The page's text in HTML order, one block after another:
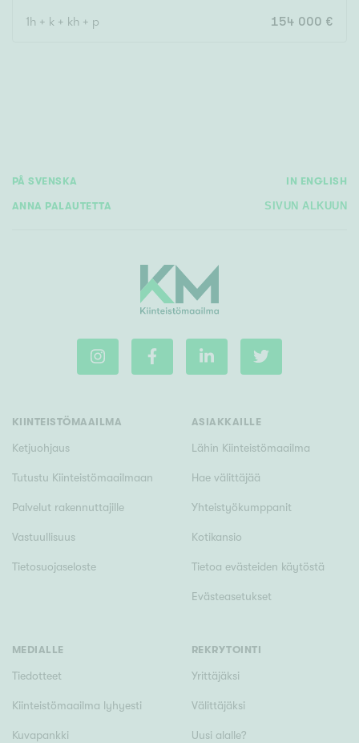
Uudiskohteet
Vain uudiskohteet Ei uudiskohteita
Välttävä
Järvi- tai merinäköala
Maalämpö
Oma ranta
Senioriasunto
1h + k + kh + p 154 000 €
PÅ SVENSKA IN ENGLISH
ANNA PALAUTETTA SIVUN ALKUUN
KIINTEISTÖMAAILMA
Ketjuohjaus
Tutustu Kiinteistömaailmaan
Palvelut rakennuttajille
Vastuullisuus
Tietosuojaseloste
ASIAKKAILLE
Lähin Kiinteistömaailma
Hae välittäjää
Yhteistyökumppanit
Kotikansio
Tietoa evästeiden käytöstä
Evästeasetukset
MEDIALLE
Tiedotteet
Kiinteistömaailma lyhyesti
Kuvapankki
REKRYTOINTI
Yrittäjäksi
Välittäjäksi
Uusi alalle?